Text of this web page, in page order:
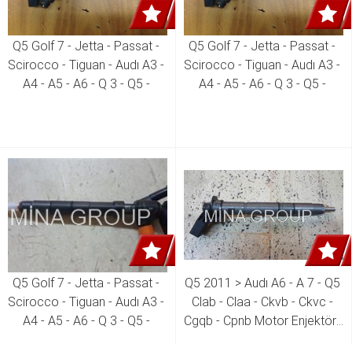
Q5 Golf 7 - Jetta - Passat -
Scirocco - Tiguan - Audı A3 -
A4 - A5 - A6 - Q 3 - Q5 -
E 04L 130 277 AK
Q5 Golf 7 - Jetta - Passat -
Scirocco - Tiguan - Audı A3 -
A4 - A5 - A6 - Q 3 - Q5 -
Q5 Golf 7 - Jetta - Passat -
Scirocco - Tiguan - Audı A3 -
A4 - A5 - A6 - Q 3 - Q5 -
Q5 2011 > Audı A6 - A 7 - Q5
Clab - Claa - Ckvb - Ckvc -
Cgqb - Cpnb Motor Enjektör (